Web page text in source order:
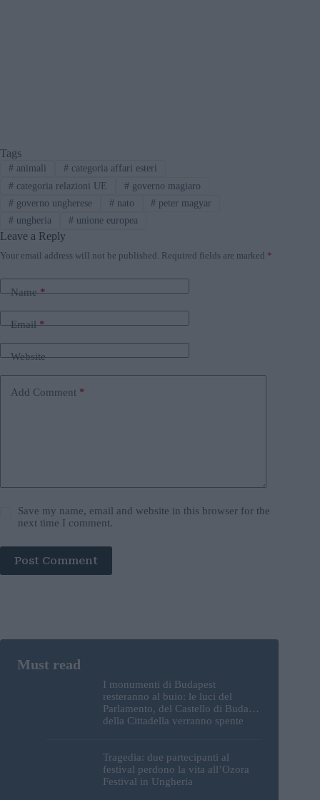
Tags
#animali #categoria affari esteri
#categoria relazioni UE #governo magiaro
#governo ungherese #nato # peter magyar
#ungheria #unione europea
Leave a Reply
Your email address will not be published. Required fields are marked *
Name*
Email*
Website
Add Comment *
Save my name, email and website in this browser for the
next time I comment.
Post Comment
I monumenti di Budapest
resteranno al buio: le luci del
Parlamento, del Castello di Buda e
della Cittadella verranno spente
Tragedia: due partecipanti al
festival perdono la vita all’Ozora
Festival in Ungheria